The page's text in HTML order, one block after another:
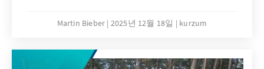
jungen Generation offen begegnen. Nur wenn
Maßnahmen wie das
Wehrdienstmodernisierungsgesetz oder ein
Martin Bieber 2025년 12월 18일 kurzum